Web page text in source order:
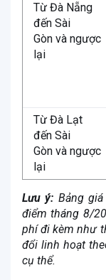
Từ Đà Nẵng
đến Sài
Gòn và ngược
lại
Từ Đà Lạt
đến Sài
Gòn và ngược
lại
Lưu ý: Bảng
điểm tháng 8/
phí đi kèm như
đổi linh hoạt
cụ thể.